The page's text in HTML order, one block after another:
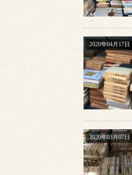
2020年04月17日
2020年03月07日